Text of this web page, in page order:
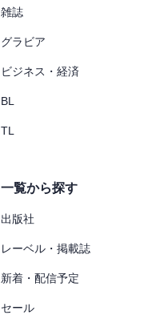
雑誌
グラビア
ビジネス・経済
BL
TL
一覧から探す
出版社
レーベル・掲載誌
新着・配信予定
セール